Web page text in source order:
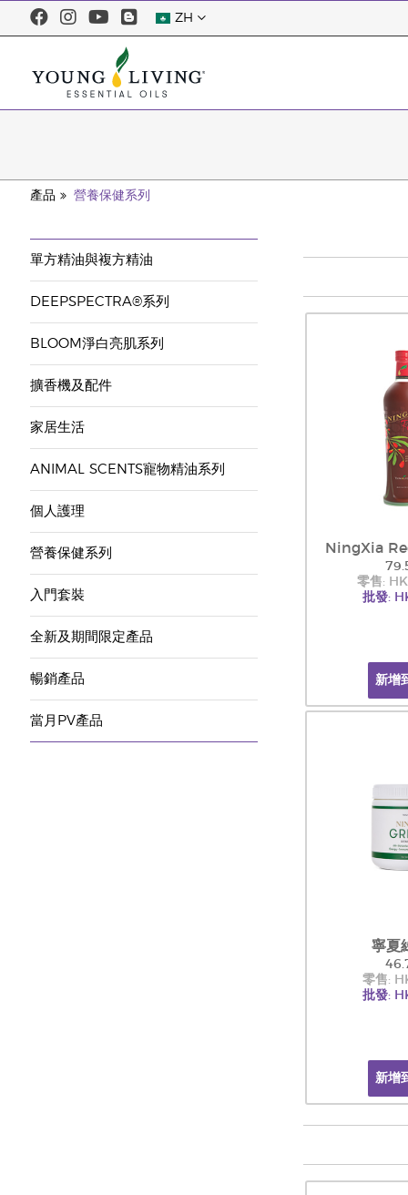
ZH
產品 營養保健系列
單方精油與複方精油
DEEPSPECTRA®系列
BLOOM淨白亮肌系列
擴香機及配件
家居生活
ANIMAL SCENTS寵物精油系列
個人護理
營養保健系列
入門套裝
全新及期間限定產品
暢銷產品
當月PV產品
NingXia
零售:
批發:
新增
寧夏
零售:
批發:
新增